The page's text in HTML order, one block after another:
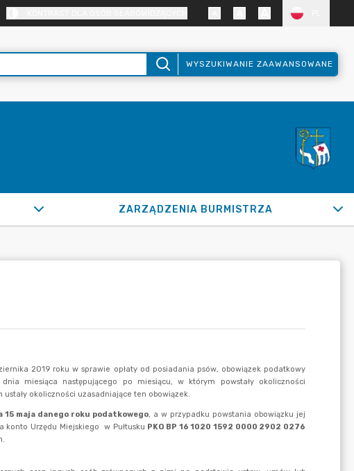
WYSZUKIWANIE ZAAWANSOWANE
ZARZĄDZENIA BURMISTRZA